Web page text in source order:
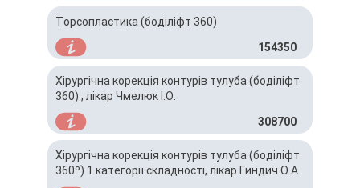
Торсопластика (боділіфт 360)
154350
Хірургічна корекція контурів тулуба (боділіфт
360) , лікар Чмелюк І.О.
308700
Хірургічна корекція контурів тулуба (боділіфт
360º) 1 категорії складності, лікар Гиндич О.А.